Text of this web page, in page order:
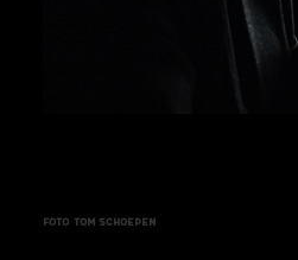
foto Tom Schoepen